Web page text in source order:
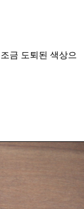
금 도퇴된 색상으